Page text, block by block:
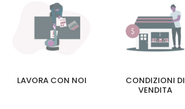
LAVORA CON NOI
CONDIZIONI DI
VENDITA